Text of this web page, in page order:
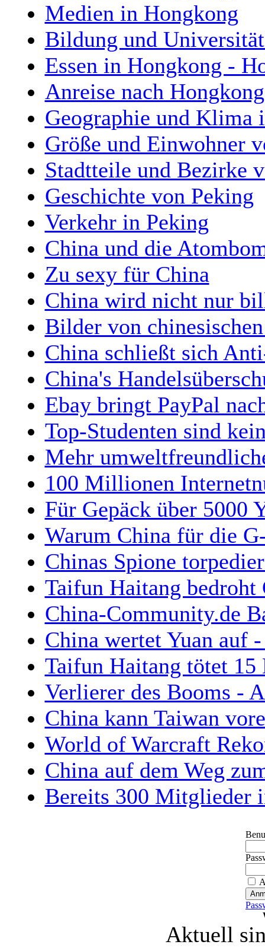
Medien in Hongkong
Bildung und
Essen in Hongkong -
Anreise nach Hongkong
Geographie und Klima
Größe und Einwohner
Stadtteile und Bezirke
Geschichte von Peking
Verkehr in Peking
China und die
Zu sexy für China
China wird nicht nur
Bilder von
China schließt sich
China's
Ebay bringt PayPal
Top-Studenten sind
Mehr
100 Millionen
Für Gepäck über 5000
Warum China für die
Chinas Spione
Taifun Haitang bedroht
China-Community.de
China wertet Yuan auf
Taifun Haitang tötet 15
Verlierer des Booms -
China kann Taiwan
World of Warcraft
China auf dem Weg
Bereits 300 Mitglieder
Aktuell